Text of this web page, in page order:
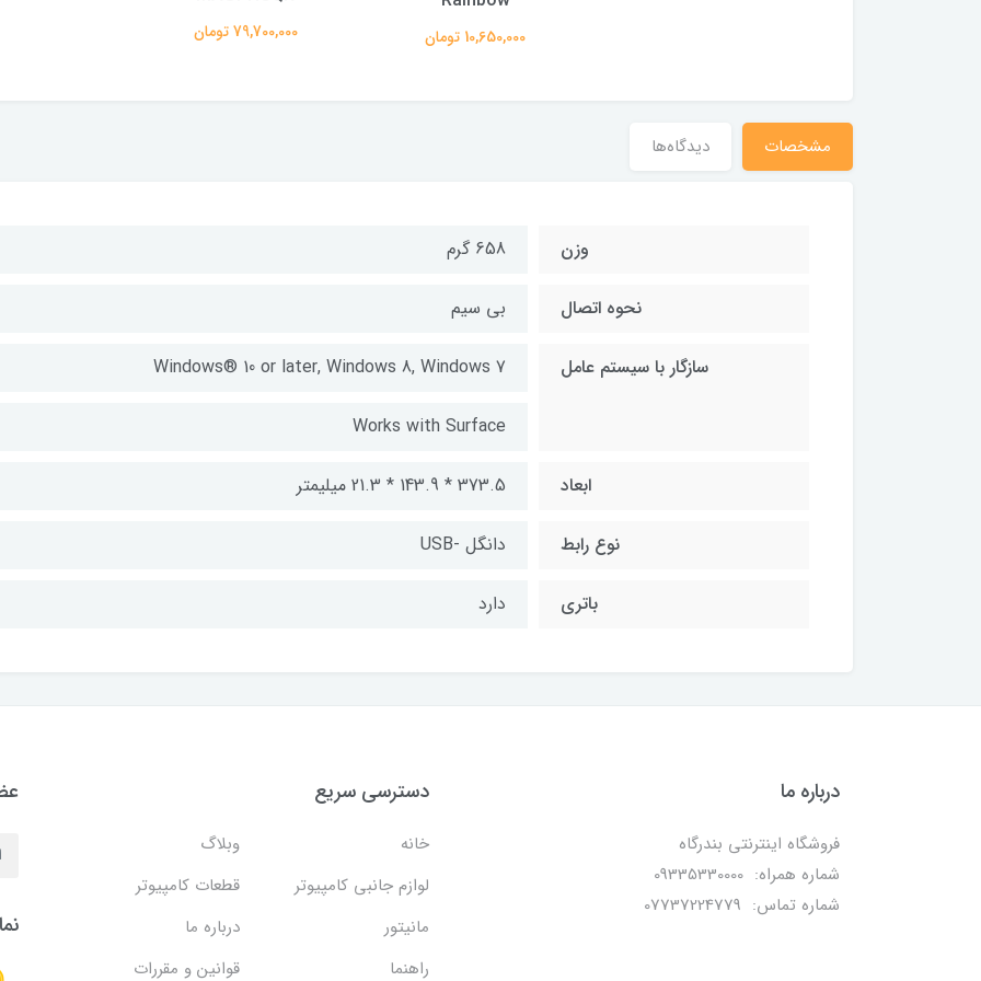
10,650,000 تومان 79,700,000 تومان
مشخصات دیدگاه‌ها
وزن 658 گرم
نحوه اتصال بی سیم
سازگار با سیستم عامل Windows® 10 or later, Windows 8, Windows 7
Works with Surface
ابعاد 373.5 * 143.9 * 21.3 میلیمتر
نوع رابط دانگل -USB
باتری دارد
درباره ما
فروشگاه اینترنتی بندرگاه
شماره همراه: 09335330000
شماره تماس: 07737224779
دسترسی سریع
خانه
وبلاگ
لوازم جانبی کامپیوتر
قطعات کامپیوتر
مانیتور
درباره ما
راهنما
قوانین و مقررات